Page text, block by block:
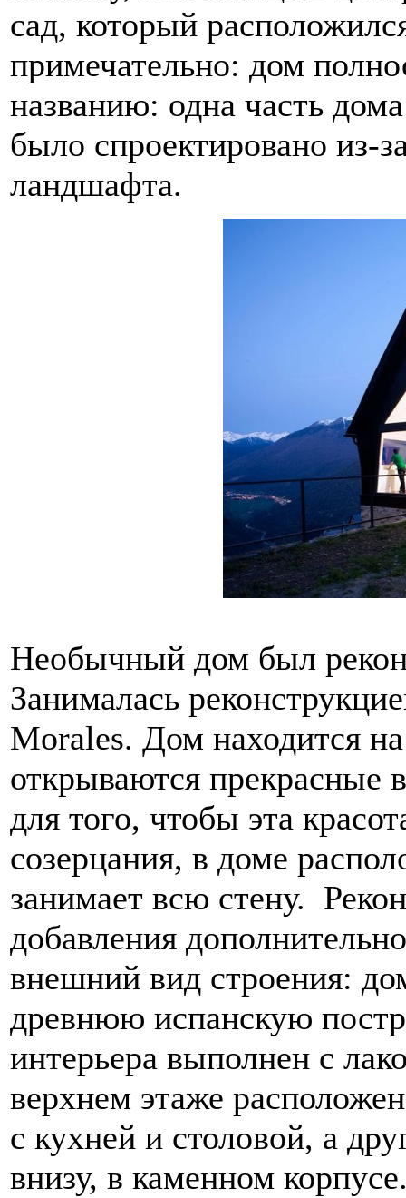
сад, который
примечательно: дом
названию: одна часть
было спроектировано из-
ландшафта.
Необычный дом был
Занималась
Morales. Дом находится
открываются
для того, чтобы эта
созерцания, в доме
занимает всю стену.
добавления
внешний вид строения:
древнюю испанскую
интерьера выполнен с
верхнем этаже
с кухней и столовой, а
внизу, в каменном